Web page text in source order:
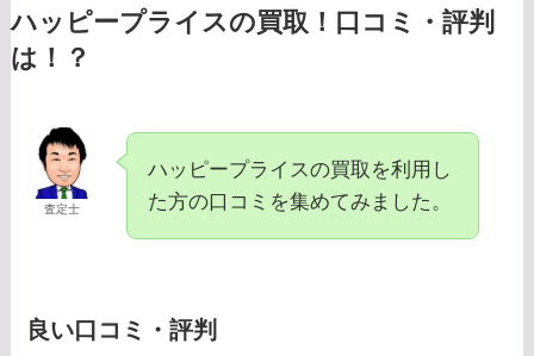
ハッピープライスの買取！口コミ・評判
は！？
査定士
ハッピープライスの買取を利用し
た方の口コミを集めてみました。
良い口コミ・評判